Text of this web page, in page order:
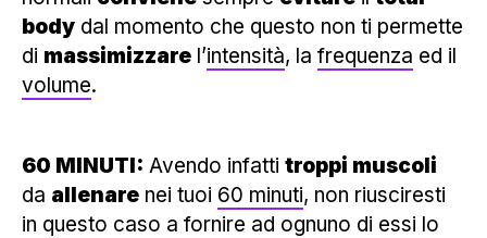
body dal momento che questo non ti permette
di massimizzare l’intensità, la frequenza ed il
volume.
60 MINUTI: Avendo infatti troppi muscoli
da allenare nei tuoi 60 minuti, non riusciresti
in questo caso a fornire ad ognuno di essi lo